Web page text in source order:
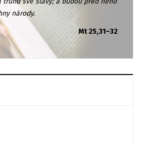
národy.
Mt 25,31–32